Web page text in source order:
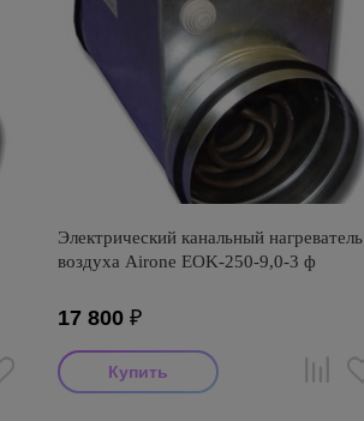
Электрический канальный нагреватель
воздуха Airone EOK-250-9,0-3 ф
17 800₽